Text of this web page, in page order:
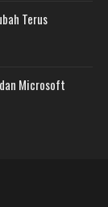
Terus
Microsoft